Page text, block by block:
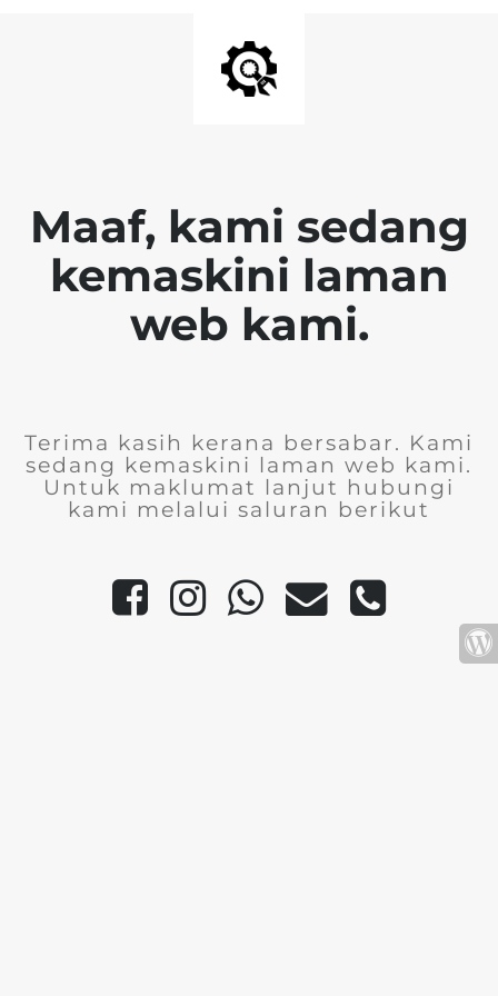
Maaf, kami sedang
kemaskini laman
web kami.
Terima kasih kerana bersabar. Kami
sedang kemaskini laman web kami.
Untuk maklumat lanjut hubungi
kami melalui saluran berikut